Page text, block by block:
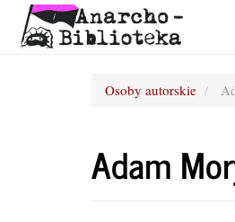
Osoby autorskie
Adam